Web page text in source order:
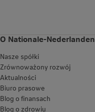
O Nationale-Nederlanden
Nasze spółki
Zrównoważony rozwój
Aktualności
Biuro prasowe
Blog o finansach
Blog o zdrowiu